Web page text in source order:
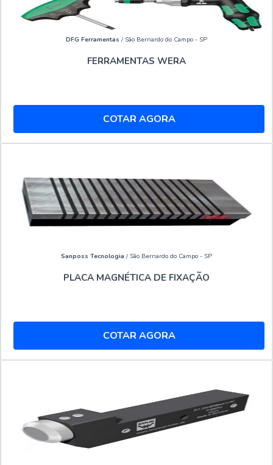
DFG Ferramentas / São Bernardo do Campo - SP
FERRAMENTAS WERA
COTAR AGORA
Sanposs Tecnologia / São Bernardo do Campo - SP
PLACA MAGNÉTICA DE FIXAÇÃO
COTAR AGORA